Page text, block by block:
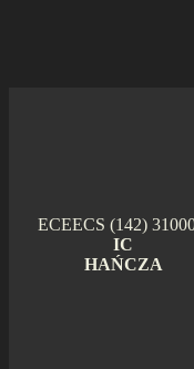
ECEECS (142)
IC
HAŃCZA